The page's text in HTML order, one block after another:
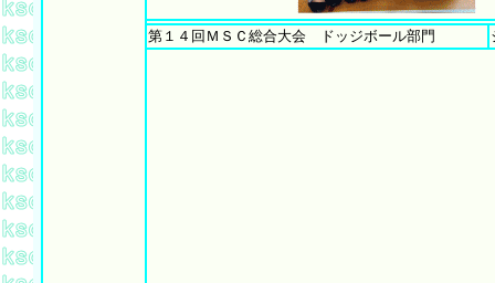
第１４回ＭＳＣ総合大会 ドッジボール部門